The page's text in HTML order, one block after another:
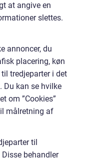
at angive en
slettes.
annoncer, du
placering, køn
tredjeparter i det
Du kan se hvilke
om ”Cookies”
målretning af
til
behandler